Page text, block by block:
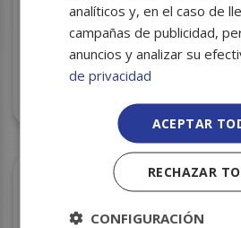
VASO CHIQUITO
analíticos y, en el caso de
campañas de publicidad,
anuncios y analizar su
de privacidad
ACEPTAR
RECHAZAR
CONFIGURACIÓN